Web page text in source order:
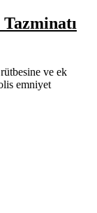
ve ek
emniyet